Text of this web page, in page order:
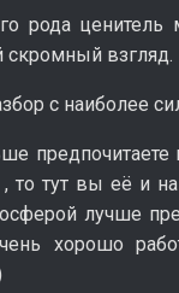
рода
скромный взгляд.
с наиболее
предпочитаете
тут вы её и
лучше
хорошо